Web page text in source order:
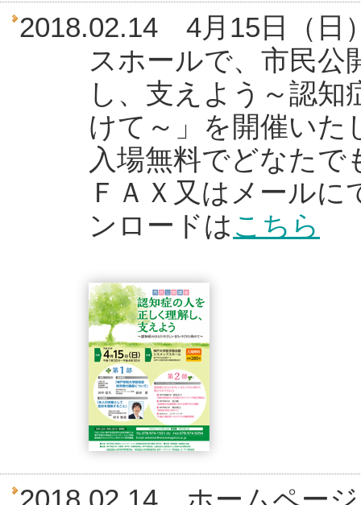
2018.02.14 4月15日（日
スホールで、市民公
し、支えよう～認
けて～」を開催いた
入場無料でどなた
ＦＡＸ又はメール
ンロードは こちら